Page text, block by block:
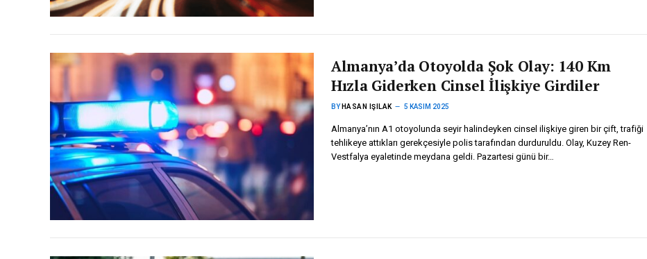
Almanya’da Otoyolda Şok Olay: 140 Km
Hızla Giderken Cinsel İlişkiye Girdiler
BY HASAN IŞILAK 5 KASIM 2025
Almanya’nın A1 otoyolunda seyir halindeyken cinsel ilişkiye giren bir çift, trafiği
tehlikeye attıkları gerekçesiyle polis tarafından durduruldu. Olay, Kuzey Ren-
Vestfalya eyaletinde meydana geldi. Pazartesi günü bir…